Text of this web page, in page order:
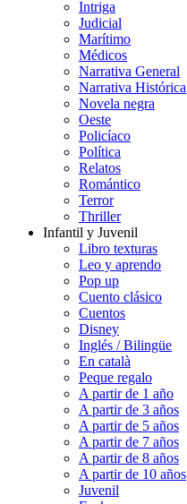
Intriga
Judicial
Marítimo
Médicos
Narrativa General
Narrativa Histórica
Novela negra
Oeste
Policíaco
Política
Relatos
Romántico
Terror
Thriller
Infantil y Juvenil
Libro texturas
Leo y aprendo
Pop up
Cuento clásico
Cuentos
Disney
Inglés / Bilingüe
En català
Peque regalo
A partir de 1 año
A partir de 3 años
A partir de 5 años
A partir de 7 años
A partir de 8 años
A partir de 10 años
Juvenil